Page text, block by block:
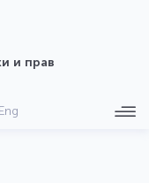
и прав
Eng